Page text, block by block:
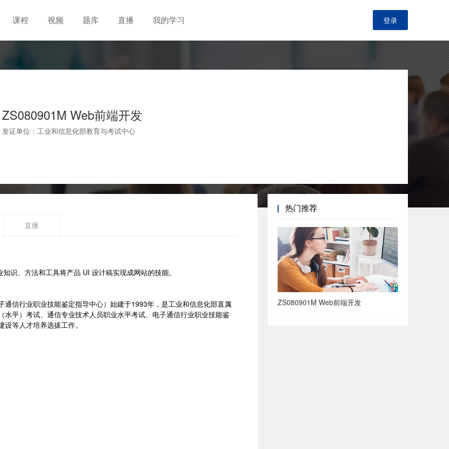
课程 视频 题库 直播 我的学习 登录
ZS080901M Web前端开发
发证单位：工业和信息化部教育与考试中心
直播
识、方法和工具将产品 UI 设计稿实现成网站的技能。
信行业职业技能鉴定指导中心）始建于1993年，是工业和信息化部直属
平）考试、通信专业技术人员职业水平考试、电子通信行业职业技能鉴
等人才培养选拔工作。
热门推荐
ZS080901M Web前端开发